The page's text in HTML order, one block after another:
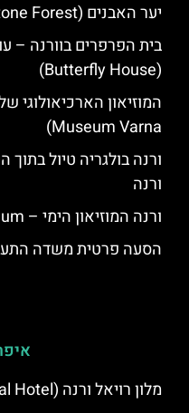
יער האבנים (Stone Forest) ליד ורנה
בית הפרפרים בוורנה –
(Butterfly House)
Museum Varna)
ורנה בולגריה טיול
ורנה
ורנה המוזיאון הימי – Naval Museum
הסעה פרטית משדה
מלון רויאל ורנה (Royal Hotel) – סקירה